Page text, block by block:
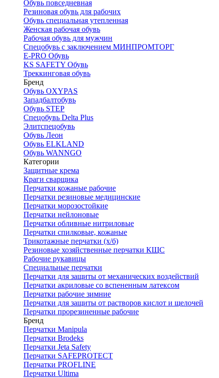
Обувь повседневная
Резиновая обувь для рабочих
Обувь специальная утепленная
Женская рабочая обувь
Рабочая обувь для мужчин
Спецобувь с заключением МИНПРОМТОРГ
E-PRO Обувь
KS SAFETY Обувь
Треккинговая обувь
Бренд
Обувь OXYPAS
Западбалтобувь
Обувь STEP
Спецобувь Delta Plus
Элитспецобувь
Обувь Леон
Обувь ELKLAND
Обувь WANNGO
Категории
Защитные крема
Краги сварщика
Перчатки кожаные рабочие
Перчатки резиновые медицинские
Перчатки морозостойкие
Перчатки нейлоновые
Перчатки обливные нитриловые
Перчатки спилковые, кожаные
Трикотажные перчатки (х/б)
Резиновые хозяйственные перчатки КЩС
Рабочие рукавицы
Специальные перчатки
Перчатки для защиты от механических воздействий
Перчатки акриловые со вспененным латексом
Перчатки рабочие зимние
Перчатки для защиты от растворов кислот и щелочей
Перчатки прорезиненные рабочие
Бренд
Перчатки Manipula
Перчатки Brodeks
Перчатки Jeta Safety
Перчатки SAFEPROTECT
Перчатки PROFLINE
Перчатки Ultima